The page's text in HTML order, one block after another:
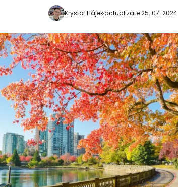
Kryštof Hájekactualizate 25. 07. 2024